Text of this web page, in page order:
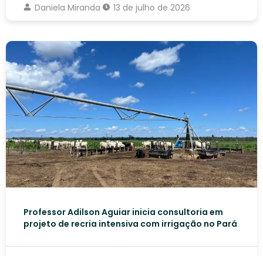
Daniela Miranda 13 de julho de 2026
Professor Adilson Aguiar inicia consultoria em
projeto de recria intensiva com irrigação no Pará